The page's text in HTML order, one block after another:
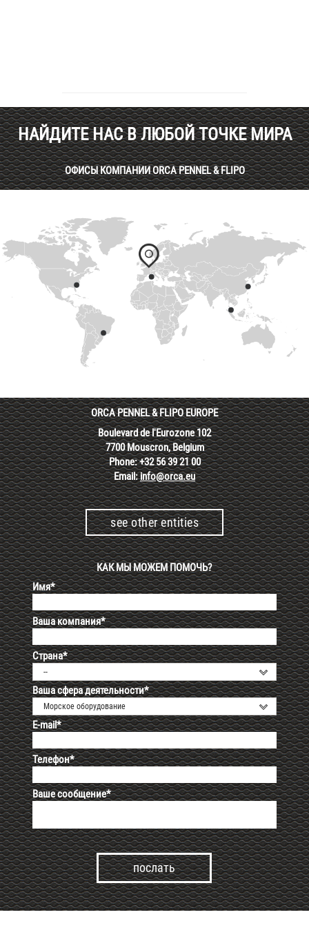
НАЙДИТЕ НАС В ЛЮБОЙ ТОЧКЕ МИРА
ОФИСЫ КОМПАНИИ ORCA PENNEL & FLIPO
ORCA PENNEL & FLIPO EUROPE
Boulevard de l'Eurozone 102
7700 Mouscron, Belgium
Phone: +32 56 39 21 00
Email:info@orca.eu
see other entities
КАК МЫ МОЖЕМ ПОМОЧЬ?
Имя*
Ваша компания*
Страна*
--
Ваша сфера деятельности*
Морское оборудование
E-mail*
Телефон*
Ваше сообщение*
Alternative: